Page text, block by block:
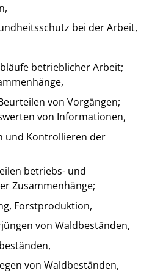
bei der Arbeit,
betrieblicher Arbeit;
von Vorgängen;
von Informationen,
und Kontrollieren der
betriebs- und
Zusammenhänge;
Forstproduktion,
von Waldbeständen,
von Waldbeständen,